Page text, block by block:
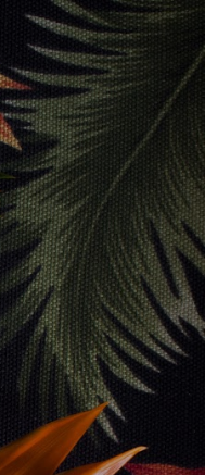
รพิจารณาอนุญาตและ